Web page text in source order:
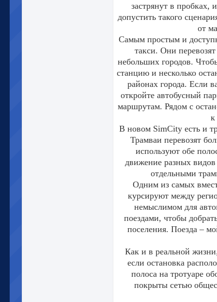
застрянут в пробках,
допустить такого
от
Самым простым и
такси. Они
небольших городов.
станцию и несколько
районах города. Если
откройте автобусный
маршрутам. Рядом с
к
В новом SimCity есть и
Трамваи перевозят
используют обе
движение разных
отдельными
Одним из самых
курсируют между
немыслимом для
поездами, чтобы
поселения. Поезда –
Как и в реальной
если остановка
полоса на тротуаре
покрыты сетью